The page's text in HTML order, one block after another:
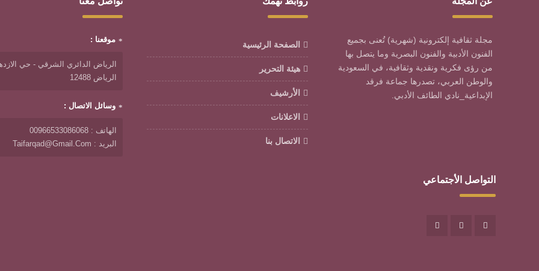
مجلة ثقافية إلكترونية (شهرية) تُعنى بجميع
الفنون الأدبية والفنون البصرية وما يتصل بها
من رؤى فكرية ونقدية وثقافية، في السعودية
والوطن العربي، تصدرها جماعة فرقد
الإبداعية_نادي الطائف الأدبي.
الصفحة الرئيسية
هيئة التحرير
الأرشيف
الاعلانات
الاتصال بنا
موقعنا :
الرياض الدائري الشرقي - حي
الرياض 12488
وسائل الاتصال :
الهاتف : 00966533086068
البريد : Taifarqad@gmail.com
التواصل الأجتماعي